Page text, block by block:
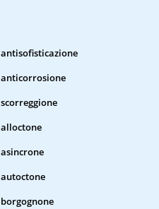
antisofisticazione
anticorrosione
scorreggione
alloctone
asincrone
autoctone
borgognone